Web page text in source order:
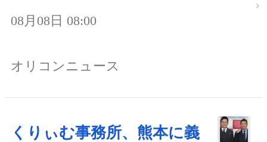
08月08日 08:00
オリコンニュース
くりぃむ事務所、熊本に義